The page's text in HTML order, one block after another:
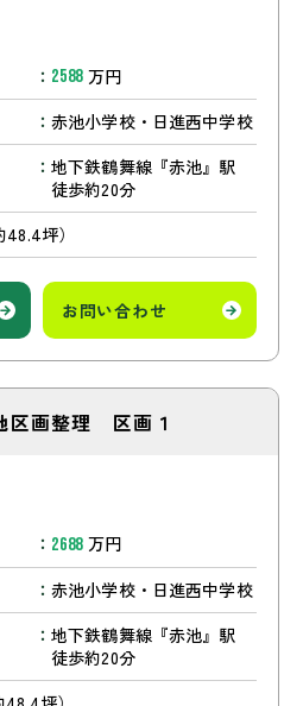
2588 万円
赤池小学校・日進西中学校
地下鉄鶴舞線『赤池』駅
徒歩約20分
坪）
お問い合わせ
区画整理 区画１
2688 万円
赤池小学校・日進西中学校
地下鉄鶴舞線『赤池』駅
徒歩約20分